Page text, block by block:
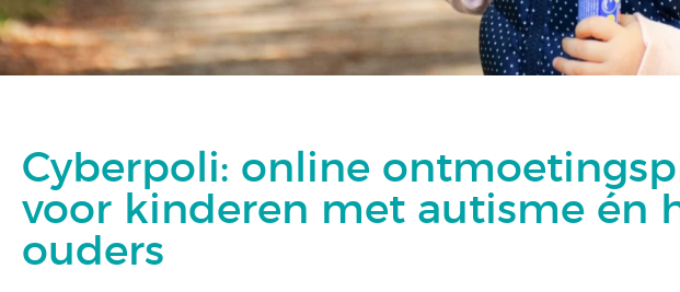
Cyberpoli: online
voor kinderen met autisme én
ouders